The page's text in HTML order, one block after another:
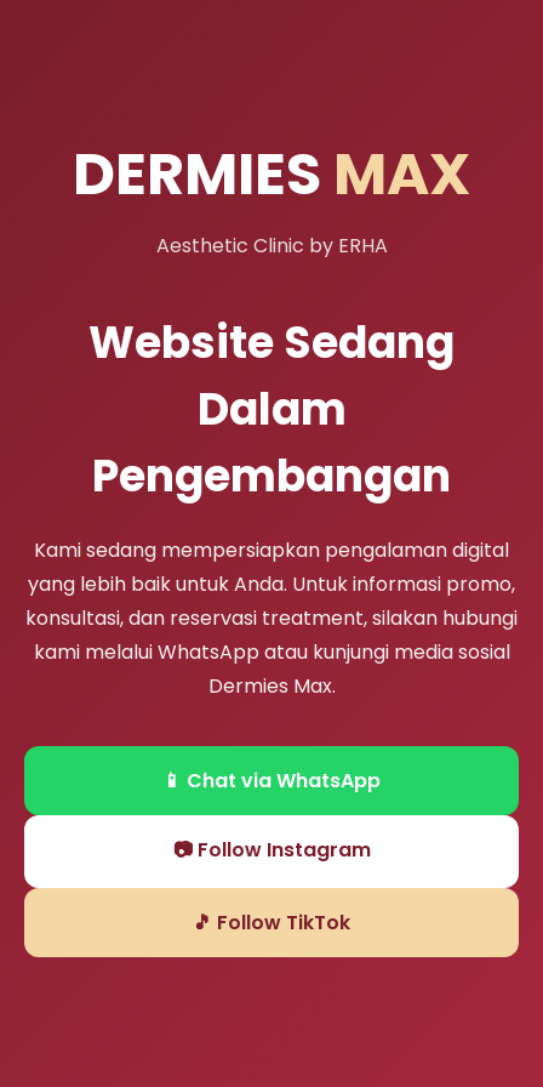
DERMIES MAX
Aesthetic Clinic by ERHA
Website Sedang
Dalam
Pengembangan
Kami sedang mempersiapkan pengalaman digital
yang lebih baik untuk Anda. Untuk informasi promo,
konsultasi, dan reservasi treatment, silakan hubungi
kami melalui WhatsApp atau kunjungi media sosial
Dermies Max.
📱 Chat via WhatsApp
📷 Follow Instagram
🎵 Follow TikTok